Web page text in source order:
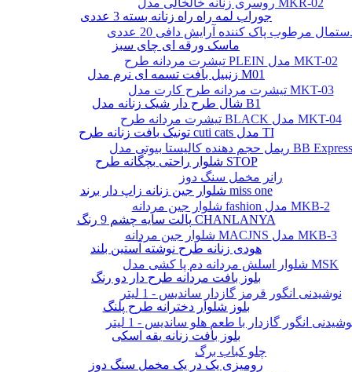
روسری زنانه خالخالی مدل MKR-02
مرطوب پاک کننده آرایش دافی 20 عددی
تیشرت مردانه طرح PLEIN مدل MKT-02
تیشرت مردانه طرح کارت مدل MKT-03
تیشرت مردانه طرح BLACK مدل MKT-04
ریمل حجم دهنده کالیستا بیوتی مدل BB Express
رانر مخمل سنگ دوز
شلوار جین مردانه fashion مدل MKB-2
شلوار جین مردانه MACJNS مدل MKB-3
شلوار اسلش مردانه دم پا کشی مدل MSK
نوشیدنی انگور قرمز گازدار ساندیس - 1 لیتر
انگور گازدار با طعم هلو ساندیس - 1 لیتر
چلو کباب برگ
جوراب لمه راه راه زنانه بسته 3 عددی
ماسک ورقه ای چای سبز
زنبیل بافت تسمه ای نرم مدل M01
شال طرح دار شیک زنانه مدل B1
تونیک بافت زنانه طرح cuti cats مدل TI
شلوار راحتی بچگانه طرح STOP
شلوار جین زنانه زاپ دار برند miss one
پالت سایه چشم 9 رنگ CHANLANYA
هودی زنانه طرح نوشته آستین بلند
بلوز بافت مردانه طرح دار دو رنگ
بلوز شلوار دخترانه طرح پلنگ
بلوز بافت زنانه یقه اسکی
رومیزی یک در یک مخمل سنگ دوز